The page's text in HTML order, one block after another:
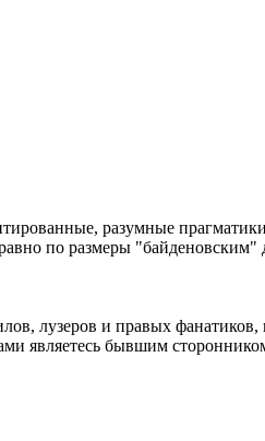
разумные
по размеры
лузеров и правых
являетесь бывшим